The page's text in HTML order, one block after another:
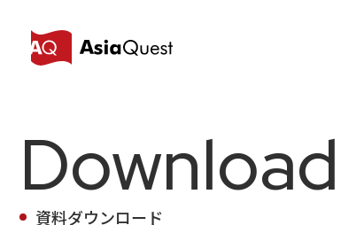
Download
資料ダウンロード